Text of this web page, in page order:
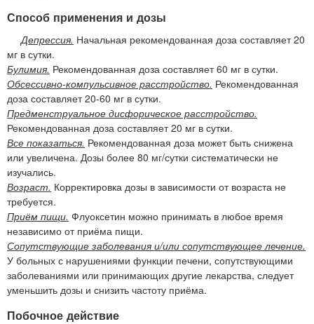
Способ применения и дозы
Депрессия. Начальная рекомендованная доза составляет 20
мг в сутки.
Булимия. Рекомендованная доза составляет 60 мг в сутки.
Обсессивно-компульсивное расстройство. Рекомендованная
доза составляет 20-60 мг в сутки.
Предменструальное дисфорическое расстройство.
Рекомендованная доза составляет 20 мг в сутки.
Все показаться. Рекомендованная доза может быть снижена
или увеличена. Дозы более 80 мг/сутки систематически не
изучались.
Возраст. Корректировка дозы в зависимости от возраста не
требуется.
Приём пищи. Флуоксетин можно принимать в любое время
независимо от приёма пищи.
Сопутствующие заболевания и/или сопутствующее лечение.
У больных с нарушениями функции печени, сопутствующими
заболеваниями или принимающих другие лекарства, следует
уменьшить дозы и снизить частоту приёма.
Побочное действие